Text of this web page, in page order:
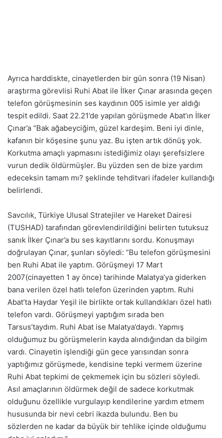
Ayrıca harddiskte, cinayetlerden bir gün sonra (19 Nisan)
araştırma görevlisi Ruhi Abat ile İlker Çınar arasında geçen
telefon görüşmesinin ses kaydının 005 isimle yer aldığı
tespit edildi. Saat 22.21’de yapılan görüşmede Abat’ın İlker
Çınar’a “Bak ağabeyciğim, güzel kardeşim. Beni iyi dinle,
kafanın bir köşesine şunu yaz. Bu işten artık dönüş yok.
Korkutma amaçlı yapmasını istediğimiz olayı şerefsizlere
vurun dedik öldürmüşler. Bu yüzden sen de bize yardım
edeceksin tamam mı? şeklinde tehditvari ifadeler kullandığı
belirlendi.
Savcılık, Türkiye Ulusal Stratejiler ve Hareket Dairesi
(TUSHAD) tarafından görevlendirildiğini belirten tutuksuz
sanık İlker Çınar’a bu ses kayıtlarını sordu. Konuşmayı
doğrulayan Çınar, şunları söyledi: “Bu telefon görüşmesini
ben Ruhi Abat ile yaptım. Görüşmeyi 17 Mart
2007(cinayetten 1 ay önce) tarihinde Malatya’ya giderken
bana verilen özel hatlı telefon üzerinden yaptım. Ruhi
Abat’ta Haydar Yeşil ile birlikte ortak kullandıkları özel hatlı
telefon vardı. Görüşmeyi yaptığım sırada ben
Tarsus’taydım. Ruhi Abat ise Malatya’daydı. Yapmış
olduğumuz bu görüşmelerin kayda alındığından da bilgim
vardı. Cinayetin işlendiği gün gece yarısından sonra
yaptığımız görüşmede, kendisine tepki vermem üzerine
Ruhi Abat tepkimi de çekmemek için bu sözleri söyledi.
Asıl amaçlarının öldürmek değil de sadece korkutmak
olduğunu özellikle vurgulayıp kendilerine yardım etmem
hususunda bir nevi cebri ikazda bulundu. Ben bu
sözlerden ne kadar da büyük bir tehlike içinde olduğumu